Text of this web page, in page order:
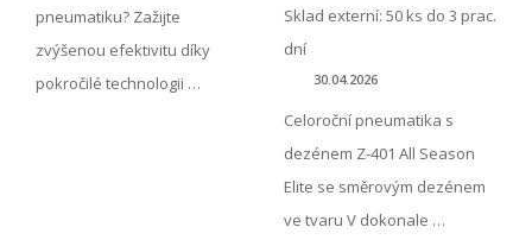
pneumatiku? Zažijte
zvýšenou efektivitu díky
pokročilé technologii …
Sklad externí: 50 ks do 3 prac.
dní
30.04.2026
Celoroční pneumatika s
dezénem Z-401 All Season
Elite se směrovým dezénem
ve tvaru V dokonale …